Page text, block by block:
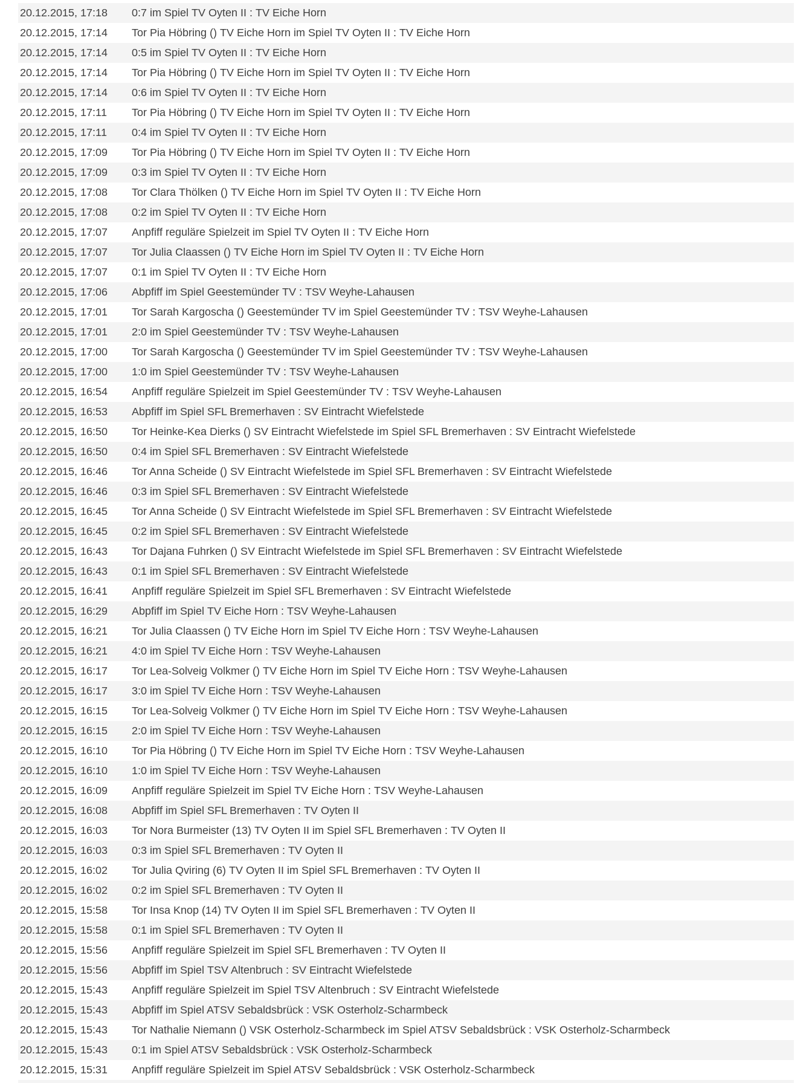
20.12.2015, 17:18
0:7 im Spiel TV Oyten II : TV Eiche Horn
20.12.2015, 17:14
Tor Pia Höbring () TV Eiche Horn im Spiel TV Oyten II : TV Eiche Horn
20.12.2015, 17:14
0:5 im Spiel TV Oyten II : TV Eiche Horn
20.12.2015, 17:14
Tor Pia Höbring () TV Eiche Horn im Spiel TV Oyten II : TV Eiche Horn
20.12.2015, 17:14
0:6 im Spiel TV Oyten II : TV Eiche Horn
20.12.2015, 17:11
Tor Pia Höbring () TV Eiche Horn im Spiel TV Oyten II : TV Eiche Horn
20.12.2015, 17:11
0:4 im Spiel TV Oyten II : TV Eiche Horn
20.12.2015, 17:09
Tor Pia Höbring () TV Eiche Horn im Spiel TV Oyten II : TV Eiche Horn
20.12.2015, 17:09
0:3 im Spiel TV Oyten II : TV Eiche Horn
20.12.2015, 17:08
Tor Clara Thölken () TV Eiche Horn im Spiel TV Oyten II : TV Eiche Horn
20.12.2015, 17:08
0:2 im Spiel TV Oyten II : TV Eiche Horn
20.12.2015, 17:07
Anpfiff reguläre Spielzeit im Spiel TV Oyten II : TV Eiche Horn
20.12.2015, 17:07
Tor Julia Claassen () TV Eiche Horn im Spiel TV Oyten II : TV Eiche Horn
20.12.2015, 17:07
0:1 im Spiel TV Oyten II : TV Eiche Horn
20.12.2015, 17:06
Abpfiff im Spiel Geestemünder TV : TSV Weyhe-Lahausen
20.12.2015, 17:01
Tor Sarah Kargoscha () Geestemünder TV im Spiel Geestemünder TV : TSV Weyhe-Lahausen
20.12.2015, 17:01
2:0 im Spiel Geestemünder TV : TSV Weyhe-Lahausen
20.12.2015, 17:00
Tor Sarah Kargoscha () Geestemünder TV im Spiel Geestemünder TV : TSV Weyhe-Lahausen
20.12.2015, 17:00
1:0 im Spiel Geestemünder TV : TSV Weyhe-Lahausen
20.12.2015, 16:54
Anpfiff reguläre Spielzeit im Spiel Geestemünder TV : TSV Weyhe-Lahausen
20.12.2015, 16:53
Abpfiff im Spiel SFL Bremerhaven : SV Eintracht Wiefelstede
20.12.2015, 16:50
Tor Heinke-Kea Dierks () SV Eintracht Wiefelstede im Spiel SFL Bremerhaven : SV Eintracht Wiefelstede
20.12.2015, 16:50
0:4 im Spiel SFL Bremerhaven : SV Eintracht Wiefelstede
20.12.2015, 16:46
Tor Anna Scheide () SV Eintracht Wiefelstede im Spiel SFL Bremerhaven : SV Eintracht Wiefelstede
20.12.2015, 16:46
0:3 im Spiel SFL Bremerhaven : SV Eintracht Wiefelstede
20.12.2015, 16:45
Tor Anna Scheide () SV Eintracht Wiefelstede im Spiel SFL Bremerhaven : SV Eintracht Wiefelstede
20.12.2015, 16:45
0:2 im Spiel SFL Bremerhaven : SV Eintracht Wiefelstede
20.12.2015, 16:43
Tor Dajana Fuhrken () SV Eintracht Wiefelstede im Spiel SFL Bremerhaven : SV Eintracht Wiefelstede
20.12.2015, 16:43
0:1 im Spiel SFL Bremerhaven : SV Eintracht Wiefelstede
20.12.2015, 16:41
Anpfiff reguläre Spielzeit im Spiel SFL Bremerhaven : SV Eintracht Wiefelstede
20.12.2015, 16:29
Abpfiff im Spiel TV Eiche Horn : TSV Weyhe-Lahausen
20.12.2015, 16:21
Tor Julia Claassen () TV Eiche Horn im Spiel TV Eiche Horn : TSV Weyhe-Lahausen
20.12.2015, 16:21
4:0 im Spiel TV Eiche Horn : TSV Weyhe-Lahausen
20.12.2015, 16:17
Tor Lea-Solveig Volkmer () TV Eiche Horn im Spiel TV Eiche Horn : TSV Weyhe-Lahausen
20.12.2015, 16:17
3:0 im Spiel TV Eiche Horn : TSV Weyhe-Lahausen
20.12.2015, 16:15
Tor Lea-Solveig Volkmer () TV Eiche Horn im Spiel TV Eiche Horn : TSV Weyhe-Lahausen
20.12.2015, 16:15
2:0 im Spiel TV Eiche Horn : TSV Weyhe-Lahausen
20.12.2015, 16:10
Tor Pia Höbring () TV Eiche Horn im Spiel TV Eiche Horn : TSV Weyhe-Lahausen
20.12.2015, 16:10
1:0 im Spiel TV Eiche Horn : TSV Weyhe-Lahausen
20.12.2015, 16:09
Anpfiff reguläre Spielzeit im Spiel TV Eiche Horn : TSV Weyhe-Lahausen
20.12.2015, 16:08
Abpfiff im Spiel SFL Bremerhaven : TV Oyten II
20.12.2015, 16:03
Tor Nora Burmeister (13) TV Oyten II im Spiel SFL Bremerhaven : TV Oyten II
20.12.2015, 16:03
0:3 im Spiel SFL Bremerhaven : TV Oyten II
20.12.2015, 16:02
Tor Julia Qviring (6) TV Oyten II im Spiel SFL Bremerhaven : TV Oyten II
20.12.2015, 16:02
0:2 im Spiel SFL Bremerhaven : TV Oyten II
20.12.2015, 15:58
Tor Insa Knop (14) TV Oyten II im Spiel SFL Bremerhaven : TV Oyten II
20.12.2015, 15:58
0:1 im Spiel SFL Bremerhaven : TV Oyten II
20.12.2015, 15:56
Anpfiff reguläre Spielzeit im Spiel SFL Bremerhaven : TV Oyten II
20.12.2015, 15:56
Abpfiff im Spiel TSV Altenbruch : SV Eintracht Wiefelstede
20.12.2015, 15:43
Anpfiff reguläre Spielzeit im Spiel TSV Altenbruch : SV Eintracht Wiefelstede
20.12.2015, 15:43
Abpfiff im Spiel ATSV Sebaldsbrück : VSK Osterholz-Scharmbeck
20.12.2015, 15:43
Tor Nathalie Niemann () VSK Osterholz-Scharmbeck im Spiel ATSV Sebaldsbrück : VSK Osterholz-Scharmbeck
20.12.2015, 15:43
0:1 im Spiel ATSV Sebaldsbrück : VSK Osterholz-Scharmbeck
20.12.2015, 15:31
Anpfiff reguläre Spielzeit im Spiel ATSV Sebaldsbrück : VSK Osterholz-Scharmbeck